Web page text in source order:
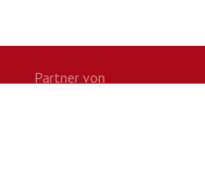
Partner von